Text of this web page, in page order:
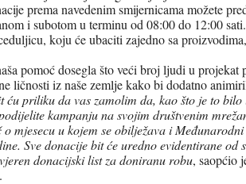
prema navedenim smijernicama možete
i subotom u terminu od 08:00 do 12:00 sati.
koju će ubaciti zajedno sa
pomoć dosegla što veći broj ljudi u
ličnosti iz naše zemlje kako bi dodatno
ću priliku da vas zamolim da, kao što je to
kampanju na svojim društvenim
mjesecu u kojem se obilježava i
Sve donacije bit će uredno evidentirane
donacijski list za doniranu robu, saopćio